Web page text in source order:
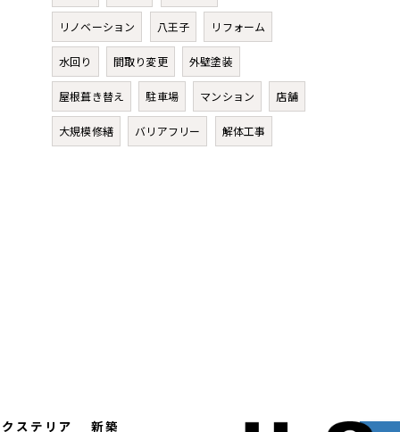
リノベーション 八王子 リフォーム
水回り 間取り変更 外壁塗装
屋根葺き替え 駐車場 マンション 店舗
大規模修繕 バリアフリー 解体工事
ステリア 新築